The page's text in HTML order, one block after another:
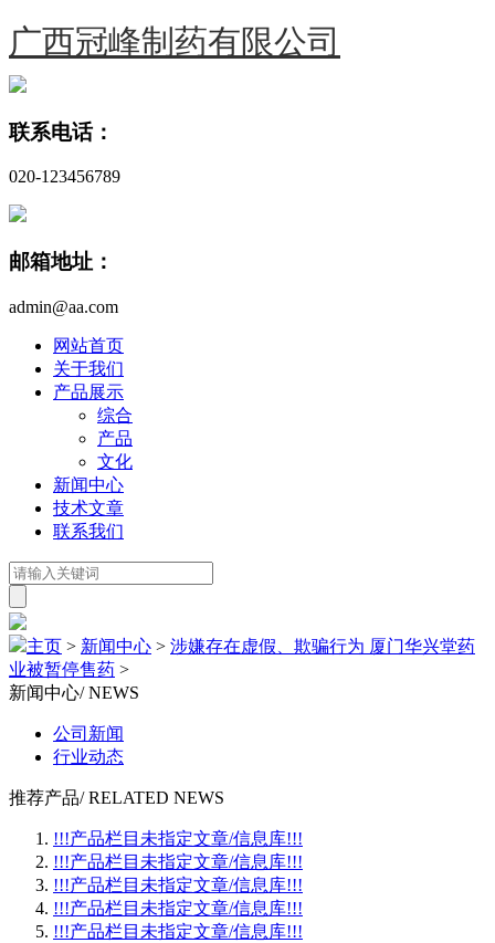
广西冠峰制药有限公司
联系电话：
020-123456789
邮箱地址：
admin@aa.com
网站首页
关于我们
产品展示
综合
产品
文化
新闻中心
技术文章
联系我们
主页 > 新闻中心 > 涉嫌存在虚假、欺骗行为 厦门华兴堂药
业被暂停售药 >
新闻中心/ NEWS
公司新闻
行业动态
推荐产品/ RELATED NEWS
!!!产品栏目未指定文章/信息库!!!
!!!产品栏目未指定文章/信息库!!!
!!!产品栏目未指定文章/信息库!!!
!!!产品栏目未指定文章/信息库!!!
!!!产品栏目未指定文章/信息库!!!